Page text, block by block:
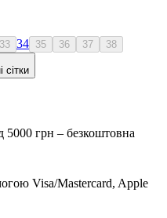
33 34 35 36 37 38
сітки
5000 грн – безкоштовна
Visa/Mastercard, Apple